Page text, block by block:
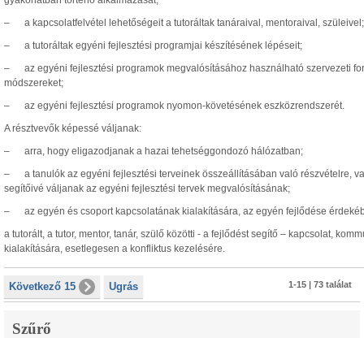
– a kapcsolatfelvétel lehetőségeit a tutoráltak tanáraival, mentoraival, szüleivel;
– a tutoráltak egyéni fejlesztési programjai készítésének lépéseit;
– az egyéni fejlesztési programok megvalósításához használható szervezeti
módszereket;
– az egyéni fejlesztési programok nyomon-követésének eszközrendszerét.
A résztvevők képessé váljanak:
– arra, hogy eligazodjanak a hazai tehetséggondozó hálózatban;
– a tanulók az egyéni fejlesztési terveinek összeállításában való részvételre,
segítőivé váljanak az egyéni fejlesztési tervek megvalósításának;
– az egyén és csoport kapcsolatának kialakítására, az egyén fejlődése
a tutorált, a tutor, mentor, tanár, szülő közötti - a fejlődést segítő – kapcsolat,
kialakítására, esetlegesen a konfliktus kezelésére.
Következő 15 Ugrás 1-15 | 73 találat
Szűrő